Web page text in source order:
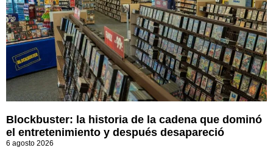
Blockbuster: la historia de la cadena que dominó
el entretenimiento y después desapareció
6 agosto 2026